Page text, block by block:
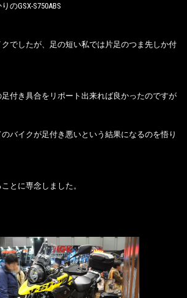
のGSX-S750ABS
でしたが、足の短い私では片足のつま先しか付
付き具合をリポート出来れば良かったのですが
バイクが足付き悪いという結果になるのを悟り
とに専念しました。